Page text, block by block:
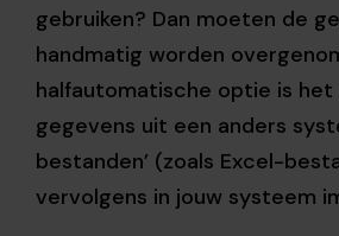
gebruiken? Dan moeten de
handmatig worden
halfautomatische optie is
gegevens uit een anders
bestanden’ (zoals Excel-
vervolgens in jouw systeem